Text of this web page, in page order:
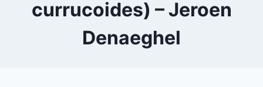
currucoides) – Jeroen
Denaeghel